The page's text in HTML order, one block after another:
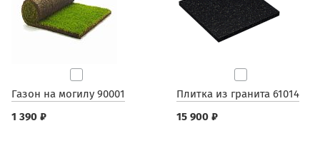
Газон на могилу 90001
1 390 ₽
Плитка из гранита 61014
15 900 ₽